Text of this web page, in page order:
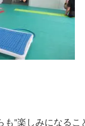
も”楽しみになる